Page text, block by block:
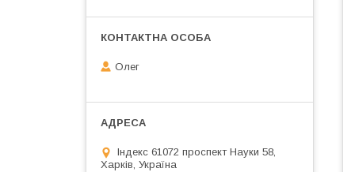
Олег
Індекс 61072 проспект Науки 58,
Харків, Україна